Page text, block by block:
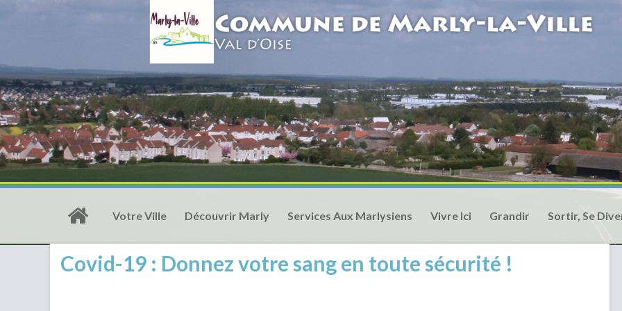
Votre Ville Découvrir Marly Services Aux Marlysiens Vivre Ici Grandir Sortir, Se
Covid-19 : Donnez votre sang en toute sécurité !